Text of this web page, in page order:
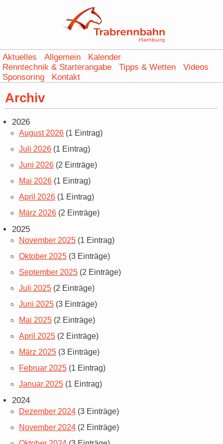
Aktuelles Allgemein
Kalender
Renntechnik & Starterangabe
Tipps & Wetten
Videos
Sponsoring
Kontakt
Archiv
2026
August 2026 (1 Eintrag)
Juli 2026 (1 Eintrag)
Juni 2026 (2 Einträge)
Mai 2026 (1 Eintrag)
April 2026 (1 Eintrag)
März 2026 (2 Einträge)
2025
November 2025 (1 Eintrag)
Oktober 2025 (3 Einträge)
September 2025 (2 Einträge)
Juli 2025 (2 Einträge)
Juni 2025 (3 Einträge)
Mai 2025 (2 Einträge)
April 2025 (2 Einträge)
März 2025 (3 Einträge)
Februar 2025 (1 Eintrag)
Januar 2025 (1 Eintrag)
2024
Dezember 2024 (3 Einträge)
November 2024 (2 Einträge)